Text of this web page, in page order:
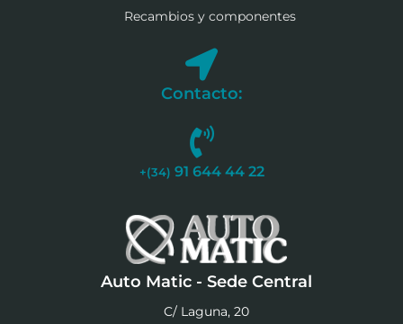
Recambios y componentes
Contacto:
+(34) 91 644 44 22
Auto Matic - Sede Central
C/ Laguna, 20